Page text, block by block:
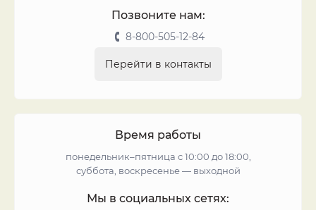
Позвоните нам:
8-800-505-12-84
Перейти в контакты
Время работы
понедельник–пятница с 10:00 до 18:00,
суббота, воскресенье — выходной
Мы в социальных сетях: